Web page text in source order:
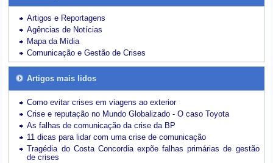
Artigos e Reportagens
Agências de Notícias
Mapa da Mídia
Comunicação e Gestão de Crises
Artigos mais lidos
Como evitar crises em viagens ao exterior
Crise e reputação no Mundo Globalizado - O caso Toyota
As falhas de comunicação da crise da BP
11 dicas para lidar com uma crise de comunicação
Tragédia do Costa Concordia expõe falhas primárias de gestão
de crises